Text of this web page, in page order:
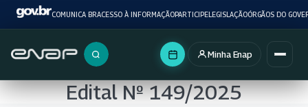
COMUNICA BRACESSO À INFORMAÇÃOPARTICIPELEGISLAÇÃOÓRGÃOS DO
Buscar no portal
Minha Enap
Edital Nº 149/2025